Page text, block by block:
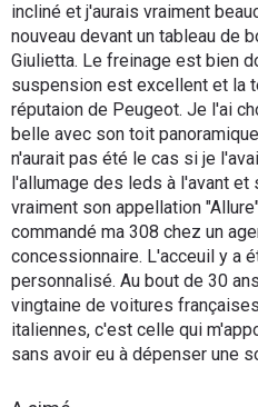
incliné et j'aurais vraiment
nouveau devant un tableau de
Giulietta. Le freinage est bien
suspension est excellent et la
réputaion de Peugeot. Je l'ai
belle avec son toit
n'aurait pas été le cas si je
l'allumage des leds à l'avant
vraiment son appellation
commandé ma 308 chez un
concessionnaire. L'acceuil y a
personnalisé. Au bout de 30
vingtaine de voitures
italiennes, c'est celle qui
sans avoir eu à dépenser une